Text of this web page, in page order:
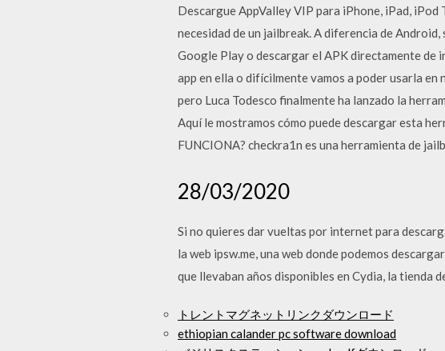
Descargue AppValley VIP para iPhone, iPad,
necesidad de un jailbreak. A diferencia de
Google Play o descargar el APK directamente de
app en ella o difícilmente vamos a poder usarla
pero Luca Todesco finalmente ha lanzado la
Aquí le mostramos cómo puede descargar esta
FUNCIONA? checkra1n es una herramienta de
28/03/2020
Si no quieres dar vueltas por internet para
la web ipsw.me, una web donde podemos
que llevaban años disponibles en Cydia, la tienda
トレントマグネットリンクダウンロード
ethiopian calander pc software download